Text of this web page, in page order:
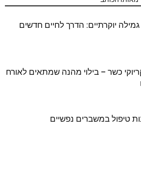
גמילה יוקרתיים: הדרך לחיים חדשים
כשר – בילוי מהנה שמתאים לאורח
טיפול במשברים נפשיים